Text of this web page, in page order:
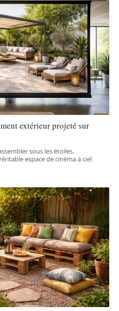
extérieur projeté sur
sous les étoiles.
espace de cinéma à ciel